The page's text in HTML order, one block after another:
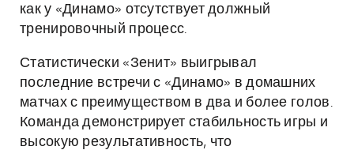
как у «Динамо» отсутствует должный
тренировочный процесс.
Статистически «Зенит» выигрывал
последние встречи с «Динамо» в домашних
матчах с преимуществом в два и более голов.
Команда демонстрирует стабильность игры и
высокую результативность, что